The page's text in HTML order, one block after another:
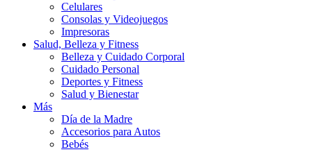
Celulares
Consolas y Videojuegos
Impresoras
Salud, Belleza y Fitness
Belleza y Cuidado Corporal
Cuidado Personal
Deportes y Fitness
Salud y Bienestar
Más
Día de la Madre
Accesorios para Autos
Bebés